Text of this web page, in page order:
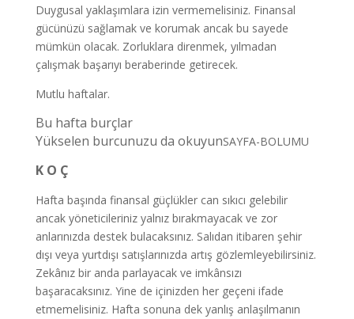
Duygusal yaklaşımlara izin vermemelisiniz. Finansal
gücünüzü sağlamak ve korumak ancak bu sayede
mümkün olacak. Zorluklara direnmek, yılmadan
çalışmak başarıyı beraberinde getirecek.
Mutlu haftalar.
Bu hafta burçlar
Yükselen burcunuzu da okuyunSAYFA-BOLUMU
K O Ç
Hafta başında finansal güçlükler can sıkıcı gelebilir
ancak yöneticileriniz yalnız bırakmayacak ve zor
anlarınızda destek bulacaksınız. Salıdan itibaren şehir
dışı veya yurtdışı satışlarınızda artış gözlemleyebilirsiniz.
Zekânız bir anda parlayacak ve imkânsızı
başaracaksınız. Yine de içinizden her geçeni ifade
etmemelisiniz. Hafta sonuna dek yanlış anlaşılmanın